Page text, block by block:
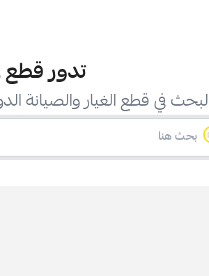
تدور قطع
في قطع الغيار والصيانة